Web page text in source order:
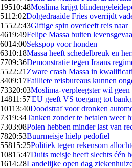
19510:48Moslima krijgt
5112:02Dolgedraaide Fries overrijdt
15522:43Giftige spin overleeft reis naar
4619:49Felipe Massa buiten
6014:00Sekspop voor honden
6310:18Massa heeft schedelbreuk en
7709:36Demonstratie tegen Iraans
5522:21 Zware crash Massa in
3409:17Failliete reisbureaus kunnen
73320:03Moslima-verpleegster wil
14811:57'EU geeft VS toegang tot
10113:40Doodstraf voor dronken
7319:34Tanken zonder te betalen weer
7303:08Polen hebben minder last van
7820:53Buurmeisje hielp pedofiel
55815:25Politiek tegen rekensom
10815:47Duits meisje heeft slechts één
1614:28Landelijke open dag